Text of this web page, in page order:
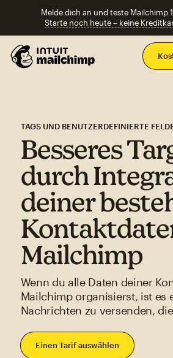
Melde dich an und teste Mailchimp
Starte noch heute – keine
TAGS UND BENUTZERDEFINIERTE
Besseres
durch
deiner
Mailchimp
Wenn du alle Daten deiner
Mailchimp organisierst, ist es
Nachrichten zu versenden,
Einen Tarif auswählen